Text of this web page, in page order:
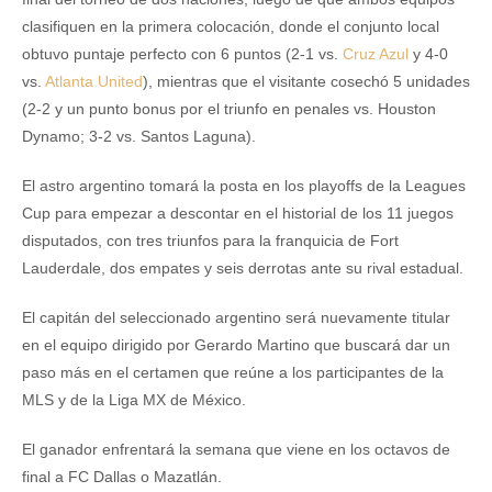
clasifiquen en la primera colocación, donde el conjunto local
obtuvo puntaje perfecto con 6 puntos (2-1 vs. Cruz Azul y 4-0
vs. Atlanta United), mientras que el visitante cosechó 5 unidades
(2-2 y un punto bonus por el triunfo en penales vs. Houston
Dynamo; 3-2 vs. Santos Laguna).
El astro argentino tomará la posta en los playoffs de la Leagues
Cup para empezar a descontar en el historial de los 11 juegos
disputados, con tres triunfos para la franquicia de Fort
Lauderdale, dos empates y seis derrotas ante su rival estadual.
El capitán del seleccionado argentino será nuevamente titular
en el equipo dirigido por Gerardo Martino que buscará dar un
paso más en el certamen que reúne a los participantes de la
MLS y de la Liga MX de México.
El ganador enfrentará la semana que viene en los octavos de
final a FC Dallas o Mazatlán.